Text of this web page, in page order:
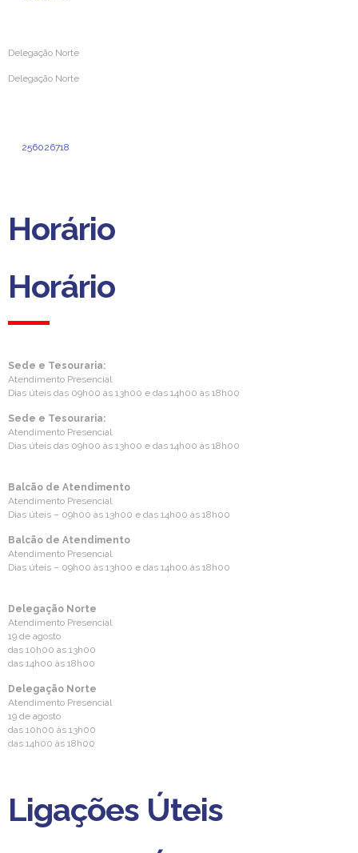
Delegação Norte
Delegação Norte
256026718
Horário
Horário
Sede e Tesouraria:
Atendimento Presencial
Dias úteis das 09h00 às 13h00 e das 14h00 às 18h00
Sede e Tesouraria:
Atendimento Presencial
Dias úteis das 09h00 às 13h00 e das 14h00 às 18h00
Balcão de Atendimento
Atendimento Presencial
Dias úteis – 09h00 às 13h00 e das 14h00 às 18h00
Balcão de Atendimento
Atendimento Presencial
Dias úteis – 09h00 às 13h00 e das 14h00 às 18h00
Delegação Norte
Atendimento Presencial
19 de agosto
das 10h00 às 13h00
das 14h00 às 18h00
Delegação Norte
Atendimento Presencial
19 de agosto
das 10h00 às 13h00
das 14h00 às 18h00
Ligações Úteis